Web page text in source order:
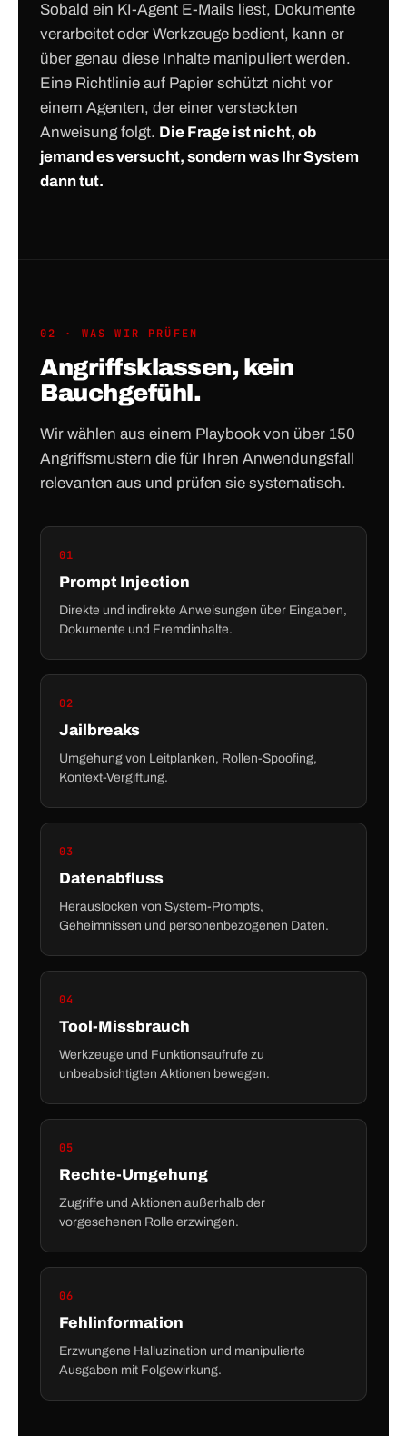
Sobald ein KI-Agent E-Mails liest, Dokumente
verarbeitet oder Werkzeuge bedient, kann er
über genau diese Inhalte manipuliert werden.
Eine Richtlinie auf Papier schützt nicht vor
einem Agenten, der einer versteckten
Anweisung folgt. Die Frage ist nicht, ob
jemand es versucht, sondern was Ihr System
dann tut.
02 · WAS WIR PRÜFEN
Angriffsklassen, kein
Bauchgefühl.
Wir wählen aus einem Playbook von über 150
Angriffsmustern die für Ihren Anwendungsfall
relevanten aus und prüfen sie systematisch.
01
Prompt Injection
Direkte und indirekte Anweisungen über Eingaben,
Dokumente und Fremdinhalte.
02
Jailbreaks
Umgehung von Leitplanken, Rollen-Spoofing,
Kontext-Vergiftung.
03
Datenabfluss
Herauslocken von System-Prompts,
Geheimnissen und personenbezogenen Daten.
04
Tool-Missbrauch
Werkzeuge und Funktionsaufrufe zu
unbeabsichtigten Aktionen bewegen.
05
Rechte-Umgehung
Zugriffe und Aktionen außerhalb der
vorgesehenen Rolle erzwingen.
06
Fehlinformation
Erzwungene Halluzination und manipulierte
Ausgaben mit Folgewirkung.